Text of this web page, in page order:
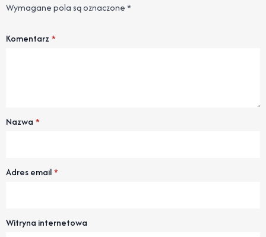
Wymagane pola są oznaczone*
Komentarz *
Nazwa *
Adres email*
Witryna internetowa